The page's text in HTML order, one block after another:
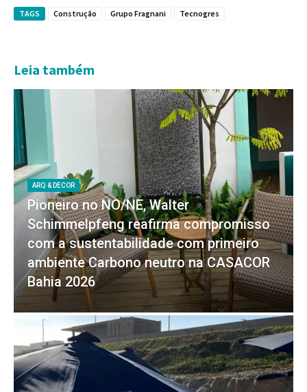
TAGS Construção Grupo Fragnani Tecnogres
Leia também
ARQ & DECOR
Pioneiro no NO/NE, Walter
Schimmelpfeng reafirma compromisso
com a sustentabilidade com primeiro
ambiente Carbono neutro na CASACOR
Bahia 2026